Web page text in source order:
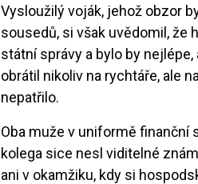
Vysloužilý voják, jehož obzor
sousedů, si však uvědomil, že
státní správy a bylo by
obrátil nikoliv na rychtáře, ale
nepatřilo.
Oba muže v uniformě finanční
kolega sice nesl viditelné
ani v okamžiku, kdy si